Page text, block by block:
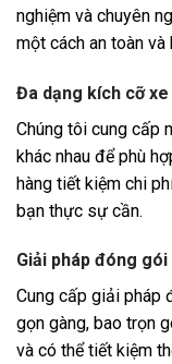
nghiệm và chuyên
một cách an toàn và
Đa dạng kích cỡ
Chúng tôi cung cấp
khác nhau để phù
hàng tiết kiệm chi
bạn thực sự cần.
Giải pháp đóng
Cung cấp giải pháp
gọn gàng, bao trọn
và có thể tiết kiệm